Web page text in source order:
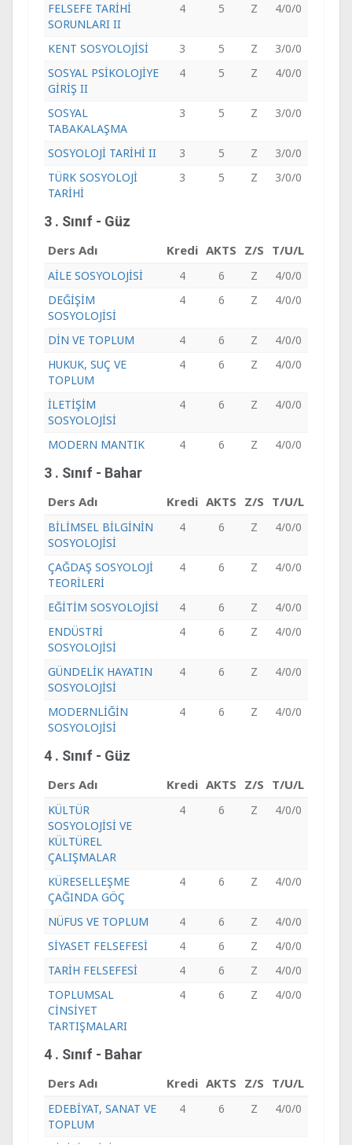
FELSEFE TARİHİ
SORUNLARI II
4 5 Z 4/0/0
KENT SOSYOLOJİSİ 3 5 Z
3/0/0
SOSYAL PSİKOLOJİYE
GİRİŞ II
4 5 Z 4/0/0
SOSYAL
TABAKALAŞMA
3 5 Z 3/0/0
SOSYOLOJİ TARİHİ II 3 5 Z
3/0/0
TÜRK SOSYOLOJİ
TARİHİ
3 5 Z 3/0/0
3 . Sınıf - Güz
Ders Adı Kredi AKTS Z/S T/U/L
AİLE SOSYOLOJİSİ 4 6 Z
4/0/0
DEĞİŞİM
SOSYOLOJİSİ
4 6 Z 4/0/0
DİN VE TOPLUM 4 6 Z
4/0/0
HUKUK, SUÇ VE
TOPLUM
4 6 Z 4/0/0
İLETİŞİM
SOSYOLOJİSİ
4 6 Z 4/0/0
MODERN MANTIK 4 6 Z 4/0/0
3 . Sınıf - Bahar
Ders Adı Kredi AKTS Z/S T/U/L
BİLİMSEL BİLGİNİN
SOSYOLOJİSİ
4 6 Z 4/0/0
ÇAĞDAŞ SOSYOLOJİ
TEORİLERİ
4 6 Z 4/0/0
EĞİTİM SOSYOLOJİSİ 4 6 Z
4/0/0
ENDÜSTRİ
SOSYOLOJİSİ
4 6 Z 4/0/0
GÜNDELİK HAYATIN
SOSYOLOJİSİ
4 6 Z 4/0/0
MODERNLİĞİN
SOSYOLOJİSİ
4 6 Z 4/0/0
4 . Sınıf - Güz
Ders Adı Kredi AKTS Z/S T/U/L
KÜLTÜR
SOSYOLOJİSİ VE
KÜLTÜREL
ÇALIŞMALAR
4 6 Z 4/0/0
KÜRESELLEŞME
ÇAĞINDA GÖÇ
4 6 Z 4/0/0
NÜFUS VE TOPLUM 4 6 Z
4/0/0
SİYASET FELSEFESİ
4 6 Z
4/0/0
TARİH FELSEFESİ
4 6 Z
4/0/0
TOPLUMSAL
CİNSİYET
TARTIŞMALARI
4 6 Z 4/0/0
4 . Sınıf - Bahar
Ders Adı Kredi AKTS Z/S T/U/L
EDEBİYAT, SANAT VE
TOPLUM
4 6 Z 4/0/0